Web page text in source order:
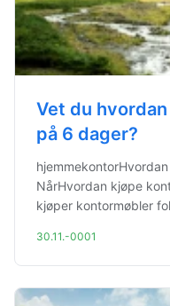
Vet du
på 6 dager?
NårHvordan kjøpe
kjøper kontormøbler
30.11.-0001